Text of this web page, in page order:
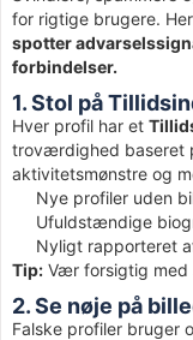
for rigtige brugere.
spotter
forbindelser.
1. Stol på
Hver profil har et
troværdighed baseret
aktivitetsmønstre og
Nye profiler uden
Ufuldstændige
Nyligt rapporteret
Tip: Vær forsigtig med
2. Se nøje på
Falske profiler bruger